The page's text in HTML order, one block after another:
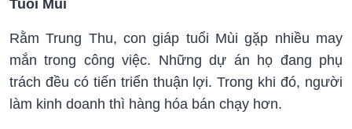
Tuổi Mùi
Rằm Trung Thu, con giáp tuổi Mùi gặp nhiều may
mắn trong công việc. Những dự án họ đang phụ
trách đều có tiến triển thuận lợi. Trong khi đó, người
làm kinh doanh thì hàng hóa bán chạy hơn.